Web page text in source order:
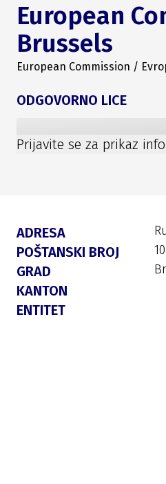
European
Brussels
European Commission /
ODGOVORNO LICE
Prijavite se za prikaz
ADRESA
POŠTANSKI BROJ
GRAD
KANTON
ENTITET